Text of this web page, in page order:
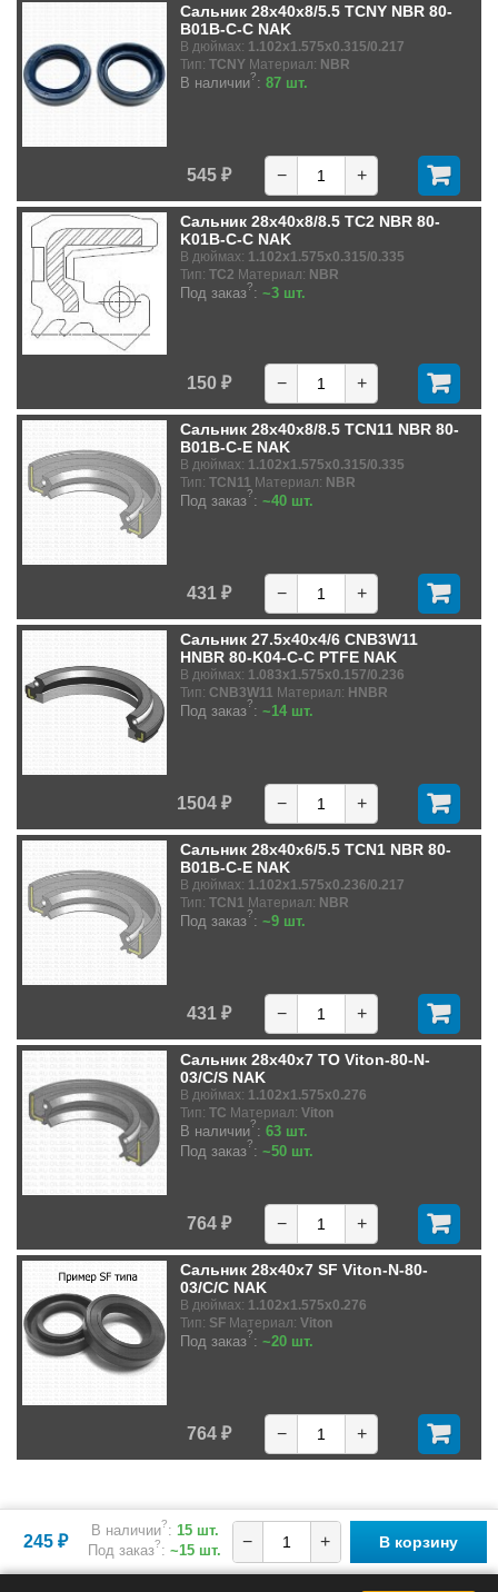
245 ₽
В наличии?: 15 шт.
Под заказ?: ~15 шт. − + В корзину
Сальник 28x40x8/5.5 TCNY NBR 80-
B01B-C-C NAK
В дюймах: 1.102x1.575x0.315/0.217
Тип: TCNY Материал: NBR
В наличии?: 87 шт.
545 ₽ − +
Сальник 28x40x8/8.5 TC2 NBR 80-
K01B-C-C NAK
В дюймах: 1.102x1.575x0.315/0.335
Тип: TC2 Материал: NBR
Под заказ?: ~3 шт.
150 ₽ − +
Сальник 28x40x8/8.5 TCN11 NBR 80-
B01B-C-E NAK
В дюймах: 1.102x1.575x0.315/0.335
Тип: TCN11 Материал: NBR
Под заказ?: ~40 шт.
431 ₽ − +
Сальник 27.5x40x4/6 CNB3W11
HNBR 80-K04-C-C PTFE NAK
В дюймах: 1.083x1.575x0.157/0.236
Тип: CNB3W11 Материал: HNBR
Под заказ?: ~14 шт.
1504 ₽ − +
Сальник 28x40x6/5.5 TCN1 NBR 80-
B01B-C-E NAK
В дюймах: 1.102x1.575x0.236/0.217
Тип: TCN1 Материал: NBR
Под заказ?: ~9 шт.
431 ₽ − +
Сальник 28x40x7 TO Viton-80-N-
03/C/S NAK
В дюймах: 1.102x1.575x0.276
Тип: TC Материал: Viton
В наличии?: 63 шт.
Под заказ?: ~50 шт.
764 ₽ − +
Сальник 28x40x7 SF Viton-N-80-
03/C/C NAK
В дюймах: 1.102x1.575x0.276
Тип: SF Материал: Viton
Под заказ?: ~20 шт.
764 ₽ − +